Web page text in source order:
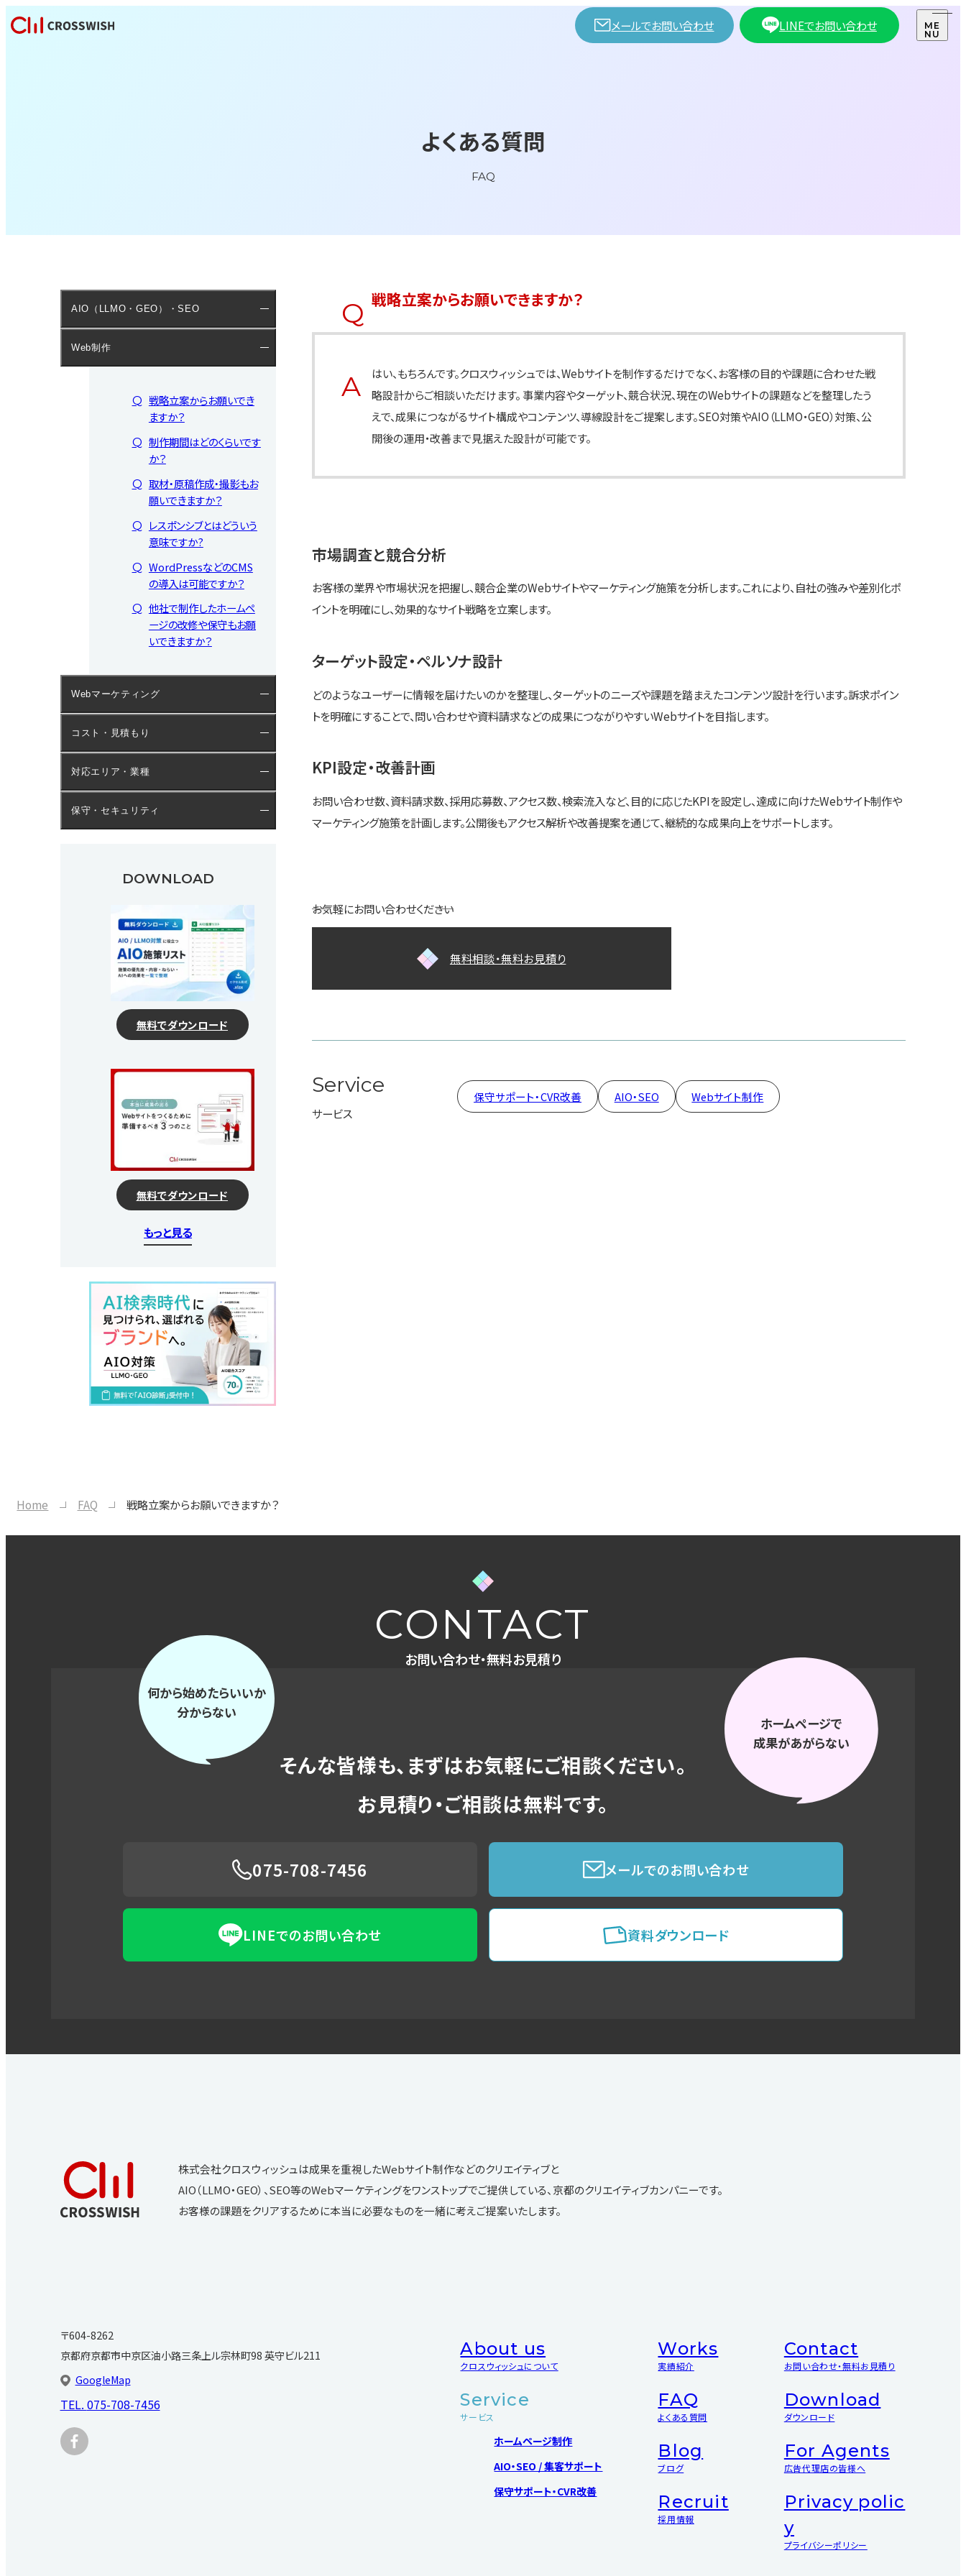
メールでお問い合わせ LINEでお問い合わせ
ME
NU
よくある質問
FAQ
戦略立案からお願いできますか？
はい、もちろんです。クロスウィッシュでは、Webサイトを制作するだけでなく、お客様の目的や課題に合わせた戦
略設計からご相談いただけます。 事業内容やターゲット、競合状況、現在のWebサイトの課題などを整理したう
えで、成果につながるサイト構成やコンテンツ、導線設計をご提案します。SEO対策やAIO（LLMO・GEO）対策、公
開後の運用・改善まで見据えた設計が可能です。
市場調査と競合分析
お客様の業界や市場状況を把握し、競合企業のWebサイトやマーケティング施策を分析します。これにより、自社の強みや差別化ポ
イントを明確にし、効果的なサイト戦略を立案します。
ターゲット設定・ペルソナ設計
どのようなユーザーに情報を届けたいのかを整理し、ターゲットのニーズや課題を踏まえたコンテンツ設計を行います。訴求ポイン
トを明確にすることで、問い合わせや資料請求などの成果につながりやすいWebサイトを目指します。
KPI設定・改善計画
お問い合わせ数、資料請求数、採用応募数、アクセス数、検索流入など、目的に応じたKPIを設定し、達成に向けたWebサイト制作や
マーケティング施策を計画します。公開後もアクセス解析や改善提案を通じて、継続的な成果向上をサポートします。
お気軽にお問い合わせください
無料相談・無料お見積り
Service
サービス
保守サポート・CVR改善 AIO・SEO Webサイト制作
AIO（LLMO・GEO）・SEO
Web制作
戦略立案からお願いでき
ますか？
制作期間はどのくらいです
か？
取材・原稿作成・撮影もお
願いできますか？
レスポンシブとはどういう
意味ですか?
WordPressなどのCMS
の導入は可能ですか？
他社で制作したホームペ
ージの改修や保守もお願
いできますか？
Webマーケティング
コスト・見積もり
対応エリア・業種
保守・セキュリティ
DOWNLOAD
無料でダウンロード
無料でダウンロード
もっと見る
Home FAQ 戦略立案からお願いできますか？
何から始めたらいいか
分からない
ホームページで
成果があがらない
CONTACT
お問い合わせ・無料お見積り
そんな皆様も、 まずはお気軽にご相談ください。
お見積り・ご相談は無料です。
075-708-7456 メールでのお問い合わせ
LINEでのお問い合わせ 資料ダウンロード
株式会社クロスウィッシュは成果を重視したWebサイト制作などのクリエイティブと
AIO（LLMO・GEO）、SEO等のWebマーケティングをワンストップでご提供している、京都のクリエイティブカンパニーです。
お客様の課題をクリアするために本当に必要なものを一緒に考えご提案いたします。
〒604-8262
京都府京都市中京区油小路三条上ル宗林町98 英守ビル211
GoogleMap
TEL. 075-708-7456
About us
クロスウィッシュについて
Service
サービス
ホームページ制作
AIO・SEO / 集客サポート
保守サポート・CVR改善
Works
実績紹介
FAQ
よくある質問
Blog
ブログ
Recruit
採用情報
Contact
お問い合わせ・無料お見積り
Download
ダウンロード
For Agents
広告代理店の皆様へ
Privacy polic
y
プライバシーポリシー